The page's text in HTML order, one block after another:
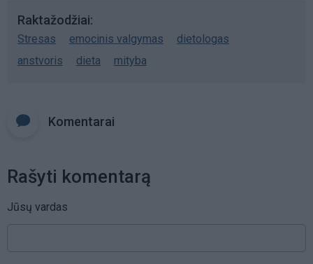
Raktažodžiai
Stresas emocinis valgymas
dietologas
anstvoris
dieta mityba
Komentarai
Rašyti komentarą
Jūsų vardas